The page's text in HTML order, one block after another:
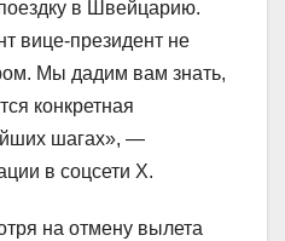
в Швейцарию.
вице-президент не
Мы дадим вам знать,
конкретная
шагах», —
в соцсети X.
на отмену вылета